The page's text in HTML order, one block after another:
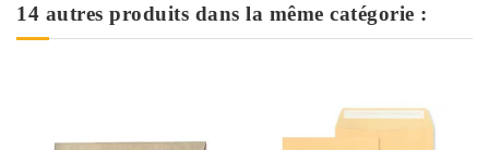
14 autres produits dans la même catégorie :